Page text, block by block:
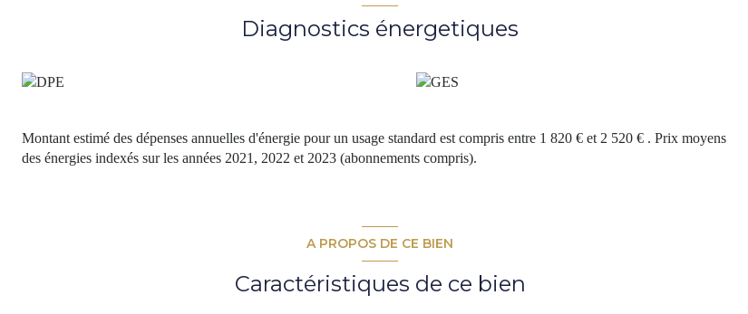
www.georisques.gouv.fr
Contact : Paul Sabourin au 06 13 55 73 13
Les informations sur les risques auxquels ce bien est exposé sont disponibles sur le site
Diagnostics énergetiques
Montant estimé des dépenses annuelles d'énergie pour un usage standard est compris entre 1 820 € et 2 520 € . Prix moyens
des énergies indexés sur les années 2021, 2022 et 2023 (abonnements compris).
A PROPOS DE CE BIEN
Caractéristiques de ce bien